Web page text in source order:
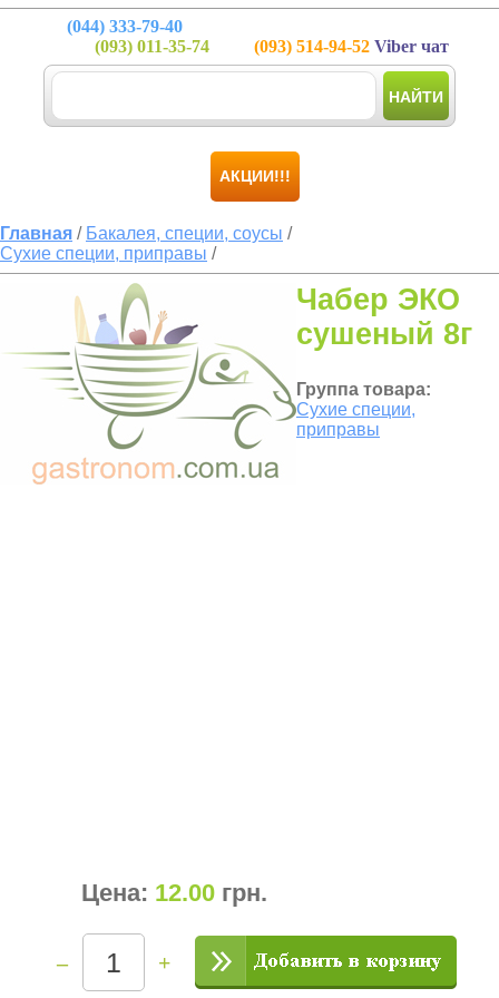
(044) 333-79-40
(093) 011-35-74 (093) 514-94-52 Viber чат
НАЙТИ
АКЦИИ!!!
Главная / Бакалея, специи, соусы /
Сухие специи, приправы /
Чабер ЭКО
сушеный 8г
Группа товара:
Сухие специи,
приправы
Цена: 12.00 грн.
– +